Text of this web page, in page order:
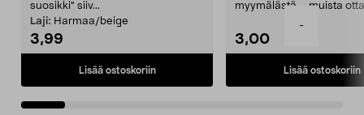
-
suosikki" siiv...
Laji: Harmaa/beige
3,99
Lisää ostoskoriin
myymälästä – muista
3,00
Lisää ostoskoriin